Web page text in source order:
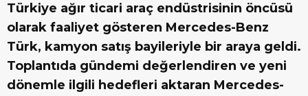
Türkiye ağır ticari araç endüstrisinin öncüsü
olarak faaliyet gösteren Mercedes-Benz
Türk, kamyon satış bayileriyle bir araya geldi.
Toplantıda gündemi değerlendiren ve yeni
dönemle ilgili hedefleri aktaran Mercedes-